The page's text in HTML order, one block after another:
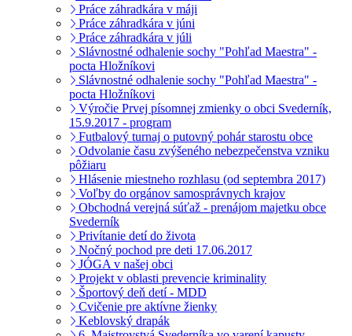
Práce záhradkára v máji
Práce záhradkára v júni
Práce záhradkára v júli
Slávnostné odhalenie sochy "Pohľad Maestra" -
pocta Hložníkovi
Slávnostné odhalenie sochy "Pohľad Maestra" -
pocta Hložníkovi
Výročie Prvej písomnej zmienky o obci Svederník,
15.9.2017 - program
Futbalový turnaj o putovný pohár starostu obce
Odvolanie času zvýšeného nebezpečenstva vzniku
pôžiaru
Hlásenie miestneho rozhlasu (od septembra 2017)
Voľby do orgánov samosprávnych krajov
Obchodná verejná súťaž - prenájom majetku obce
Svederník
Privítanie detí do života
Nočný pochod pre deti 17.06.2017
JÓGA v našej obci
Projekt v oblasti prevencie kriminality
Športový deň detí - MDD
Cvičenie pre aktívne žienky
Keblovský drapák